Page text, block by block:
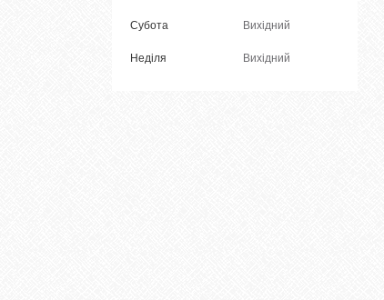
Субота Вихідний
Неділя Вихідний